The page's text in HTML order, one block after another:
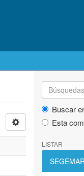
Buscar
Esta
LISTAR